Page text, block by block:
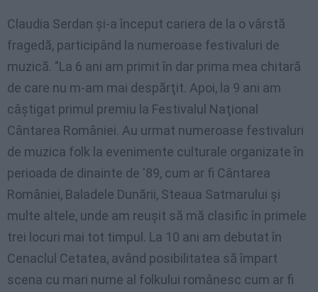
Claudia Serdan şi-a început cariera de la o vârstă
fragedă, participând la numeroase festivaluri de
muzică. "La 6 ani am primit în dar prima mea chitară
de care nu m-am mai despărţit. Apoi, la 9 ani am
câştigat primul premiu la Festivalul Naţional
Cântarea României. Au urmat numeroase festivaluri
de muzica folk la evenimente culturale organizate în
perioada de dinainte de '89, cum ar fi Cântarea
României, Baladele Dunării, Steaua Satmarului şi
multe altele, unde am reuşit să mă clasific în primele
trei locuri mai tot timpul . La 10 ani am debutat în
Cenaclul Cetatea, având posibilitatea să împart
scena cu mari nume al folkului românesc cum ar fi